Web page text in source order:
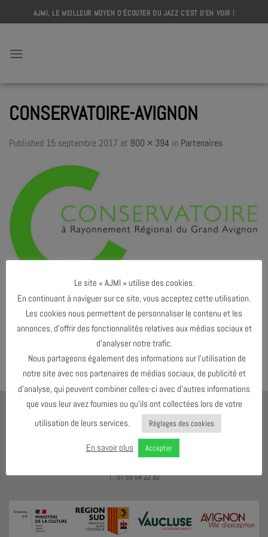
to
AJMI, LE MEILLEUR MOYEN D'ÉCOUTER DU JAZZ C'EST D'EN VOIR !
CONSERVATOIRE-AVIGNON
Published 15 septembre 2017 at 800 × 394 in Partenaires
Both comments and trackbacks are currently closed.
←Précédent
LE MEILLEUR MOYEN D'ÉCOUTER DU JAZZ C'EST D'EN VOIR !
4 RUE DES ESC. DE SAINTE-ANNE
T. 07 59 54 22 92
Le site « AJMI » utilise des cookies.
En continuant à naviguer sur ce site, vous acceptez cette utilisation.
Les cookies nous permettent de personnaliser le contenu et les
annonces, d’offrir des fonctionnalités relatives aux médias sociaux et
d’analyser notre trafic.
Nous partageons également des informations sur l’utilisation de
notre site avec nos partenaires de médias sociaux, de publicité et
d’analyse, qui peuvent combiner celles-ci avec d’autres informations
que vous leur avez fournies ou qu’ils ont collectées lors de votre
utilisation de leurs services.
Réglages des cookies
En savoir plus Accepter